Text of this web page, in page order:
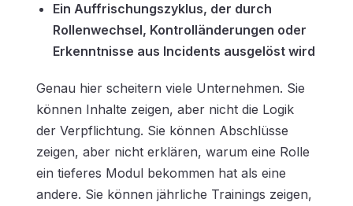
Ein Auffrischungszyklus, der durch
Rollenwechsel, Kontrolländerungen oder
Erkenntnisse aus Incidents ausgelöst wird
Genau hier scheitern viele Unternehmen. Sie
können Inhalte zeigen, aber nicht die Logik
der Verpflichtung. Sie können Abschlüsse
zeigen, aber nicht erklären, warum eine Rolle
ein tieferes Modul bekommen hat als eine
andere. Sie können jährliche Trainings zeigen,